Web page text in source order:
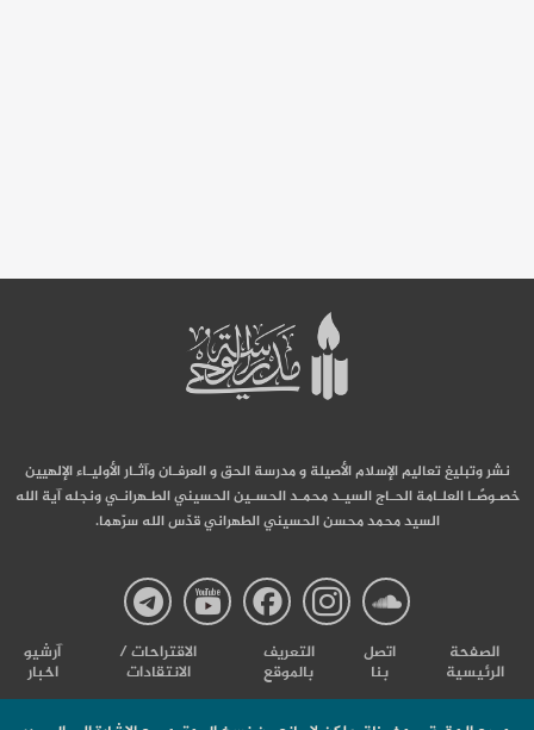
نشر وتبليغ تعاليم الإسلام الأصيلة و مدرسة الحق و العرفـان وآثـار الأوليـاء الإلهيين
خصـوصًـا العلـامة الحـاج السيـد محمـد الحسـين الحسيني الطـهرانـي ونجله آية الله
السيد محمد محسن الحسيني الطهراني قدّس الله سرّهما.
صفحة
صفحة
صفحة
صفحة
الصفحة
الرئيسية
اتصل
بنا
التعریف
بالموقع
الاقتراحات /
الانتقادات
آرشیو
اخبار